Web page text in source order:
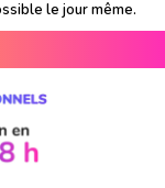
le jour même.